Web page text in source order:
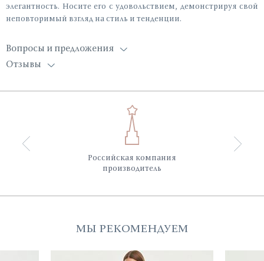
элегантность. Носите его с удовольствием, демонстрируя свой
неповторимый взгляд на стиль и тенденции.
Вопросы и предложения
Отзывы
Российская компания
производитель
МЫ РЕКОМЕНДУЕМ